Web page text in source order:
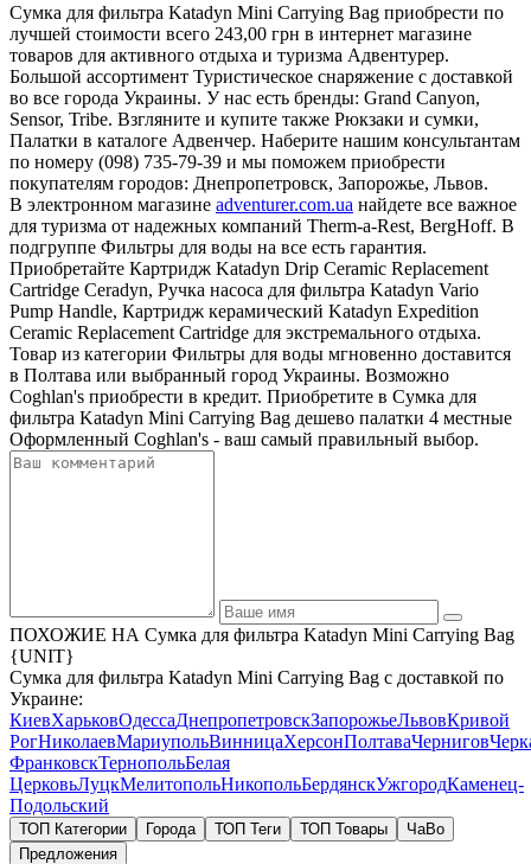
Сумка для фильтра Katadyn Mini Carrying Bag приобрести по
лучшей стоимости всего 243,00 грн в интернет магазине
товаров для активного отдыха и туризма Адвентурер.
Большой ассортимент Туристическое снаряжение с доставкой
во все города Украины. У нас есть бренды: Grand Canyon,
Sensor, Tribe. Взгляните и купите также Рюкзаки и сумки,
Палатки в каталоге Адвенчер. Наберите нашим консультантам
по номеру (098) 735-79-39 и мы поможем приобрести
покупателям городов: Днепропетровск, Запорожье, Львов.
В электронном магазине adventurer.com.ua найдете все важное
для туризма от надежных компаний Therm-a-Rest, BergHoff. В
подгруппе Фильтры для воды на все есть гарантия.
Приобретайте Картридж Katadyn Drip Ceramic Replacement
Cartridge Ceradyn, Ручка насоса для фильтра Katadyn Vario
Pump Handle, Картридж керамический Katadyn Expedition
Ceramic Replacement Cartridge для экстремального отдыха.
Товар из категории Фильтры для воды мгновенно доставится
в Полтава или выбранный город Украины. Возможно
Coghlan's приобрести в кредит. Приобретите в Сумка для
фильтра Katadyn Mini Carrying Bag дешево палатки 4 местные
Оформленный Coghlan's - ваш самый правильный выбор.
ПОХОЖИЕ НА Сумка для фильтра Katadyn Mini Carrying Bag
{UNIT}
Сумка для фильтра Katadyn Mini Carrying Bag с доставкой по
Украине:
КиевХарьковОдессаДнепропетровскЗапорожьеЛьвовКривой
РогНиколаевМариупольВинницаХерсонПолтаваЧернигов
ФранковскТернопольБелая
ЦерковьЛуцкМелитопольНикопольБердянскУжгородКаменец-
Подольский
ТОП Категории Города ТОП Теги ТОП Товары
ЧаВо
Предложения